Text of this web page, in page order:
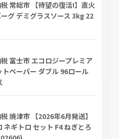
常総市 【待望の復活!】直火
グ デミグラスソース 3kg 22
富士市 エコロジープレミア
トペーパー ダブル 96ロール
焼津市 【2026年6月発送】
ネギトロ セット F4 ねぎとろ